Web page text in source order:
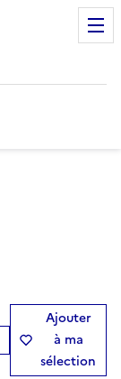
Ajouter
à ma
sélection